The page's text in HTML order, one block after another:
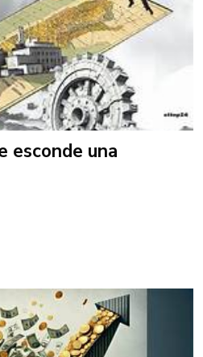
esconde una